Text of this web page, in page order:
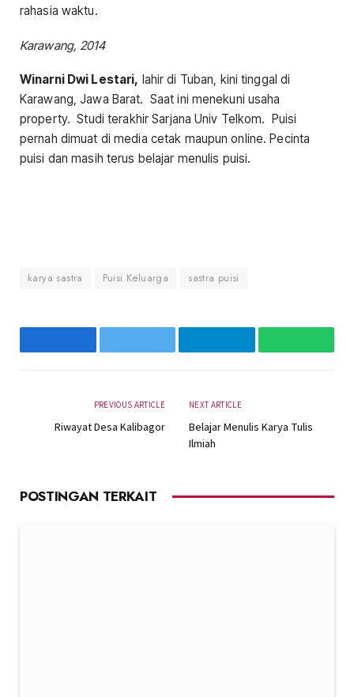
rahasia waktu.
Karawang, 2014
Winarni Dwi Lestari, lahir di Tuban, kini tinggal di
Karawang, Jawa Barat. Saat ini menekuni usaha
property. Studi terakhir Sarjana Univ Telkom. Puisi
pernah dimuat di media cetak maupun online. Pecinta
puisi dan masih terus belajar menulis puisi.
karya sastra Puisi Keluarga sastra puisi
Facebook Twitter Telegram
PREVIOUS ARTICLE
Riwayat Desa Kalibagor
NEXT ARTICLE
Belajar Menulis Karya Tulis
Ilmiah
POSTINGAN TERKAIT